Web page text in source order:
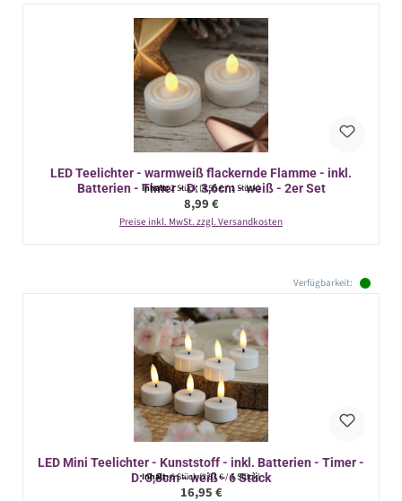
LED Teelichter - warmweiß flackernde Flamme - inkl.
Batterien - Timer - D: 3,6cm - weiß - 2er Set
Inhalt:2 Stück(4,50 € / 1 Stück)
Regulärer Preis:
8,99 €
Preise inkl. MwSt. zzgl. Versandkosten
Verfügbarkeit:
LED Mini Teelichter - Kunststoff - inkl. Batterien - Timer -
D: 3,8cm - weiß - 6 Stück
Inhalt:6 Stück(2,83 € / 1 Stück)
Regulärer Preis:
16,95 €